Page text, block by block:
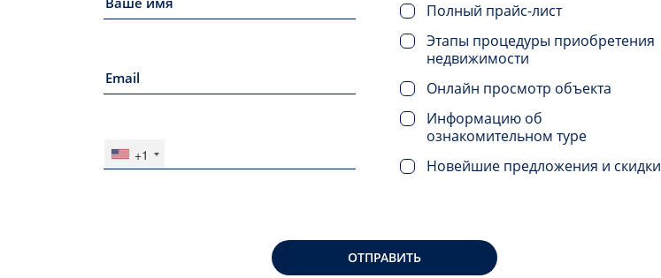
+1
Полный прайс-лист
Этапы процедуры приобретения
недвижимости
Онлайн просмотр объекта
Информацию об
ознакомительном туре
Новейшие предложения и скидки
ОТПРАВИТЬ